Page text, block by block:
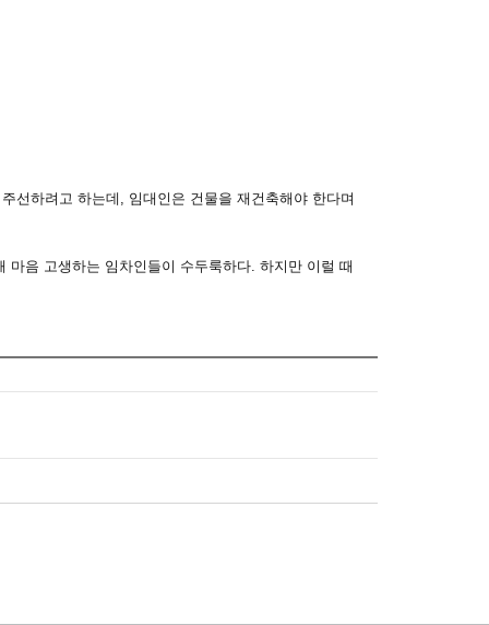
선하려고 하는데, 임대인은 건물을 재건축해야 한다며
음 고생하는 임차인들이 수두룩하다. 하지만 이럴 때